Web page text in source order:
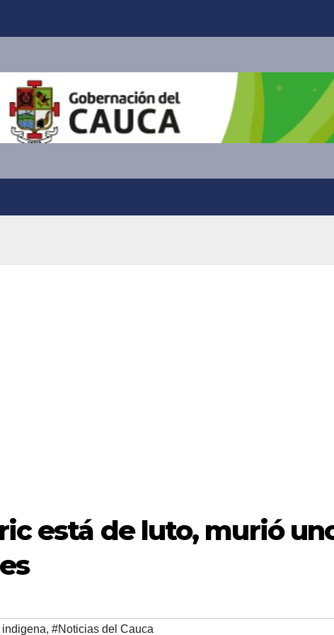
está de luto, murió
, #Noticias del Cauca